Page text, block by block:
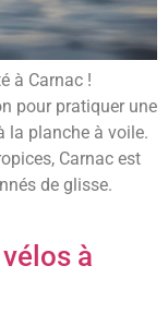
à Carnac !
pour pratiquer une
la planche à voile.
Carnac est
de glisse.
à